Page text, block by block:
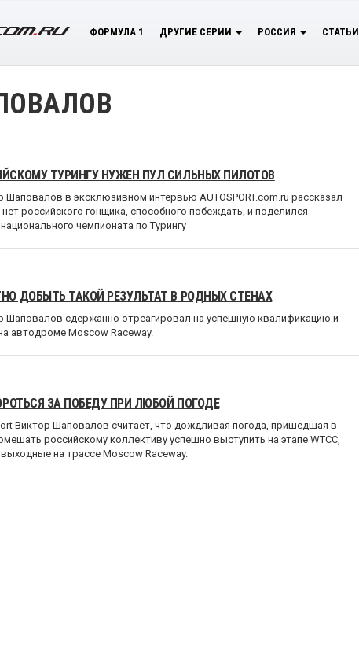
ФОРМУЛА 1 ДРУГИЕ СЕРИИ РОССИЯ СТАТЬИ
ТУРИНГУ НУЖЕН ПУЛ СИЛЬНЫХ ПИЛОТОВ
Шаповалов в эксклюзивном интервью AUTOSPORT.com.ru рассказал
российского гонщика, способного побеждать, и поделился
чемпионата по Турингу
ДОБЫТЬ ТАКОЙ РЕЗУЛЬТАТ В РОДНЫХ СТЕНАХ
Шаповалов сдержанно отреагировал на успешную квалификацию и
автодроме Moscow Raceway.
ЗА ПОБЕДУ ПРИ ЛЮБОЙ ПОГОДЕ
Виктор Шаповалов считает, что дождливая погода, пришедшая в
российскому коллективу успешно выступить на этапе WTCC,
на трассе Moscow Raceway.